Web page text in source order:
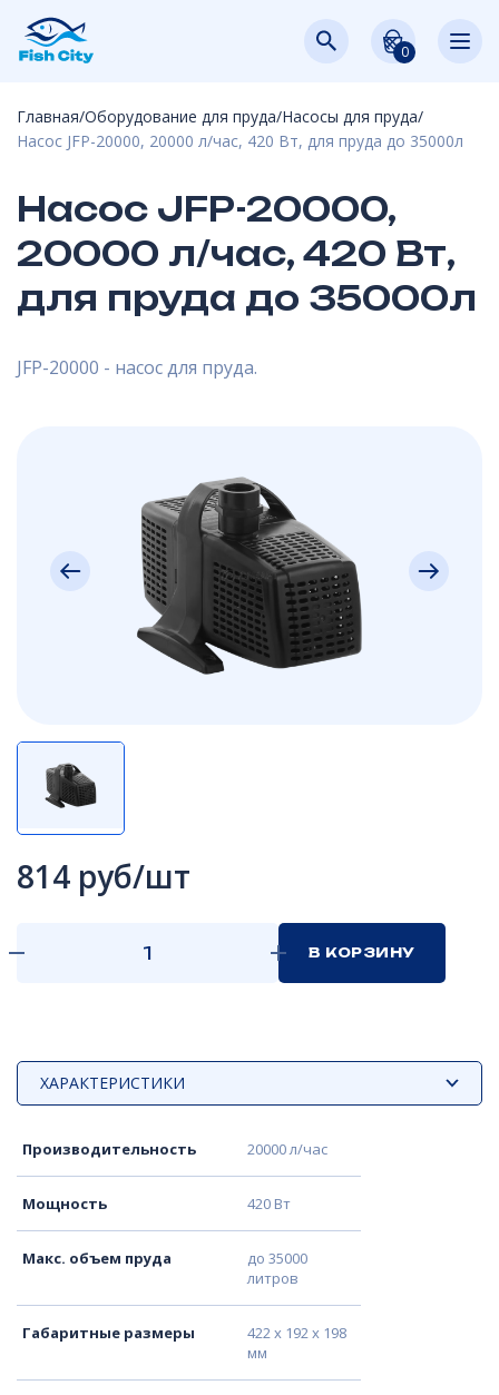
content
(29)
973-78-
95
(29)
334-17-
63
Telegram Viber
WhatsApp
0
Главная/Оборудование для пруда/Насосы для пруда/
Насос JFP-20000, 20000 л/час, 420 Вт, для пруда до 35000л
Насос JFP-20000,
20000 л/час, 420 Вт,
для пруда до 35000л
JFP-20000 - насос для пруда.
814 руб/шт
В КОРЗИНУ
ХАРАКТЕРИСТИКИ
Производительность 20000 л/час
Мощность 420 Вт
Макс. объем пруда
до 35000
литров
Габаритные размеры
422 x 192 x 198
мм